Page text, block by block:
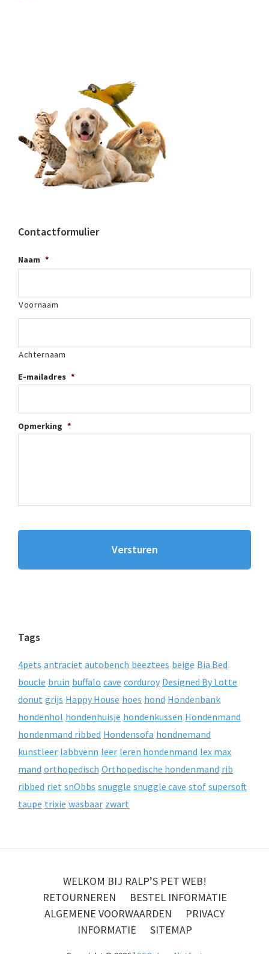
Contactformulier
Naam *
Voornaam
Achternaam
E-mailadres *
Opmerking *
Tags
4pets antraciet autobench beeztees beige Bia Bed
boucle bruin buffalo cave corduroy Designed By Lotte
donut grijs Happy House hoes hond Hondenbank
hondenhol hondenhuisje hondenkussen Hondenmand
hondenmand ribbed Hondensofa hondnemand
kunstleer labbvenn leer leren hondenmand lex max
mand orthopedisch Orthopedische hondenmand rib
ribbed riet snObbs snuggle snuggle cave stof supersoft
taupe trixie wasbaar zwart
WELKOM BIJ RALP’S PET WEB!
RETOURNEREN
BESTEL INFORMATIE
ALGEMENE VOORWAARDEN
PRIVACY
INFORMATIE
SITEMAP